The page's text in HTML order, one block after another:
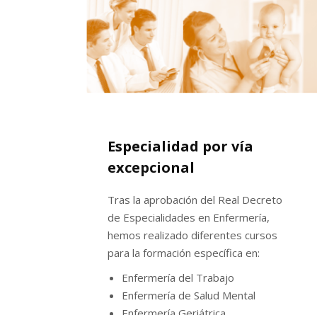
Especialidad por vía
excepcional
Tras la aprobación del Real Decreto
de Especialidades en Enfermería,
hemos realizado diferentes cursos
para la formación específica en:
Enfermería del Trabajo
Enfermería de Salud Mental